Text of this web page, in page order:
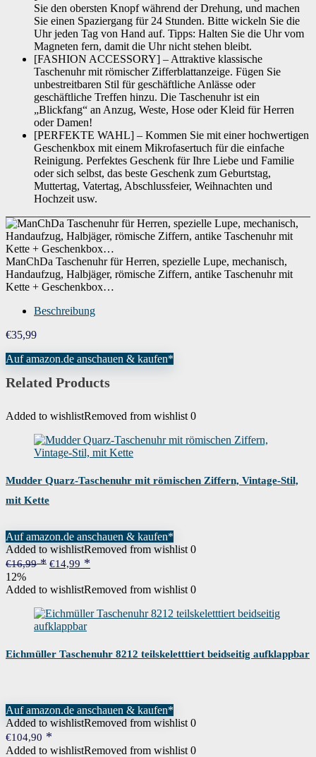
Sie den obersten Knopf während der Drehung, und machen
Sie einen Spaziergang für 24 Stunden. Bitte wickeln Sie die
Uhr jeden Tag von Hand auf. Tipps: Halten Sie die Uhr vom
Magneten fern, damit die Uhr nicht stehen bleibt.
[FASHION ACCESSORY] – Attraktive klassische
Taschenuhr mit römischer Zifferblattanzeige. Fügen Sie
unbestreitbaren Stil für geschäftliche Anlässe oder
geschäftliche Treffen hinzu. Die Taschenuhr ist ein
„Blickfang“ an Anzug, Weste, Hose oder Kleid für Herren
oder Damen!
[PERFEKTE WAHL] – Kommen Sie mit einer hochwertigen
Geschenkbox mit einem Mikrofasertuch für die einfache
Reinigung. Perfektes Geschenk für Ihre Liebe und Familie
oder sich selbst, das beste Geschenk zum Geburtstag,
Muttertag, Vatertag, Abschlussfeier, Weihnachten und
Hochzeit usw.
ManChDa Taschenuhr für Herren, spezielle Lupe, mechanisch,
Handaufzug, Halbjäger, römische Ziffern, antike Taschenuhr mit
Kette + Geschenkbox…
Beschreibung
€35,99
Auf amazon.de anschauen & kaufen*
Related Products
Added to wishlistRemoved from wishlist 0
Mudder Quarz-Taschenuhr mit römischen Ziffern, Vintage-Stil,
mit Kette
Auf amazon.de anschauen & kaufen*
Added to wishlistRemoved from wishlist 0
€16,99
Ursprünglicher
war:
€16,99
€14,99
ist:
€14,99.
12%
Added to wishlistRemoved from wishlist 0
Eichmüller Taschenuhr 8212 teilskeletttiert beidseitig aufklappbar
Auf amazon.de anschauen & kaufen*
Added to wishlistRemoved from wishlist 0
€104,90
Added to wishlistRemoved from wishlist 0